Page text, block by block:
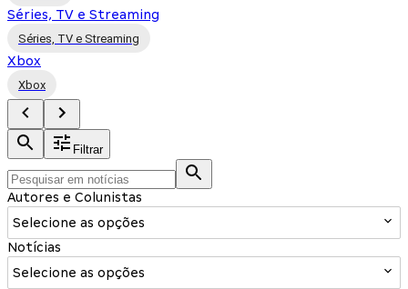
Séries, TV e Streaming
Séries, TV e Streaming
Xbox
Xbox
Filtrar
Autores e Colunistas
Selecione as opções
Notícias
Selecione as opções